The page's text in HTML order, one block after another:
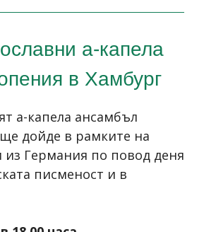
а-капела
в Хамбург
а-капела ансамбъл
дойде в рамките на
из Германия по повод деня
писменост и в